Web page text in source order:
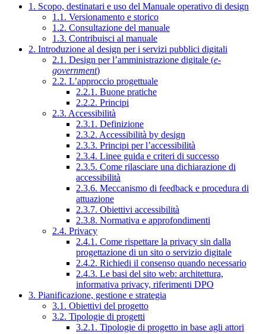
1. Scopo, destinatari e uso del Manuale operativo di design
1.1. Versionamento e storico
1.2. Consultazione del manuale
1.3. Contribuisci al manuale
2. Introduzione al design per i servizi pubblici digitali
2.1. Design per l’amministrazione digitale (e-
government)
2.2. L’approccio progettuale
2.2.1. Buone pratiche
2.2.2. Principi
2.3. Accessibilità
2.3.1. Definizione
2.3.2. Accessibilità by design
2.3.3. Principi per l’accessibilità
2.3.4. Linee guida e criteri di successo
2.3.5. Come rilasciare una dichiarazione di
accessibilità
2.3.6. Meccanismo di feedback e procedura di
attuazione
2.3.7. Obiettivi accessibilità
2.3.8. Normativa e approfondimenti
2.4. Privacy
2.4.1. Come rispettare la privacy sin dalla
progettazione di un sito o servizio digitale
2.4.2. Richiedi il consenso quando necessario
2.4.3. Le basi del sito web: architettura,
informativa privacy, riferimenti DPO
3. Pianificazione, gestione e strategia
3.1. Obiettivi del progetto
3.2. Tipologie di progetti
3.2.1. Tipologie di progetto in base agli attori